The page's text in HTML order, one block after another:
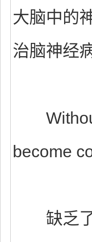
大脑中的
治脑神经
Without
become
缺乏了